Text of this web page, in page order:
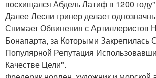
восхищался Абдель Латиф в 1200
Далее Лесли гринер делает
Снимает Обвинения с Артиллеристов
Бонапарта, за Которыми Закрепилась
Популярной Репутация
Качестве Цели".